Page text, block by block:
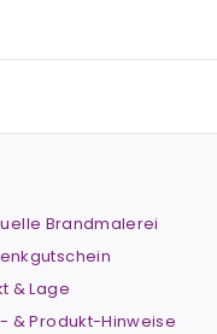
Brandmalerei
& Lage
& Produkt-Hinweise